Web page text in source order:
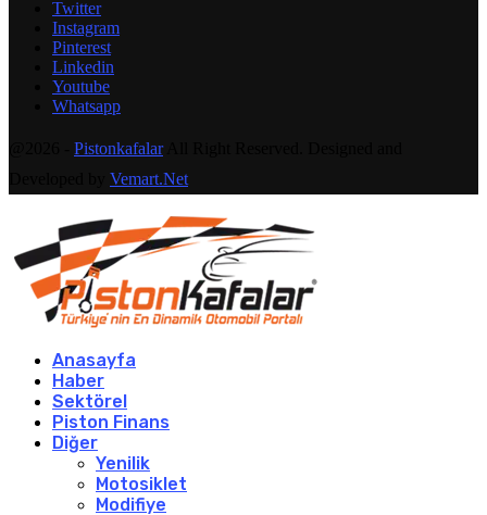
Twitter
Instagram
Pinterest
Linkedin
Youtube
Whatsapp
PistonkafalarAll Right Reserved. Designed and
Vemart.Net
Anasayfa
Haber
Sektörel
Piston Finans
Diğer
Yenilik
Motosiklet
Modifiye